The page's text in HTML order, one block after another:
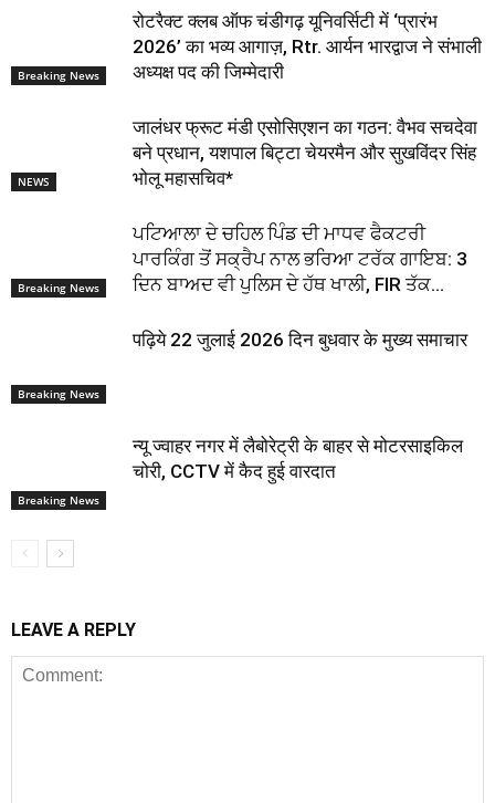
Breaking News
रोटरैक्ट क्लब ऑफ चंडीगढ़ यूनिवर्सिटी में ‘प्रारंभ
2026’ का भव्य आगाज़, Rtr. आर्यन भारद्वाज ने संभाली
अध्यक्ष पद की जिम्मेदारी
NEWS
जालंधर फ्रूट मंडी एसोसिएशन का गठन: वैभव सचदेवा
बने प्रधान, यशपाल बिट्टा चेयरमैन और सुखविंदर सिंह
भोलू महासचिव*
Breaking News
ਪਟਿਆਲਾ ਦੇ ਚਹਿਲ ਪਿੰਡ ਦੀ ਮਾਧਵ ਫੈਕਟਰੀ
ਪਾਰਕਿੰਗ ਤੋਂ ਸਕ੍ਰੈਪ ਨਾਲ ਭਰਿਆ ਟਰੱਕ ਗਾਇਬ: 3
ਦਿਨ ਬਾਅਦ ਵੀ ਪੁਲਿਸ ਦੇ ਹੱਥ ਖਾਲੀ, FIR ਤੱਕ...
Breaking News
पढ़िये 22 जुलाई 2026 दिन बुधवार के मुख्य समाचार
Breaking News
न्यू ज्वाहर नगर में लैबोरेट्री के बाहर से मोटरसाइकिल
चोरी, CCTV में कैद हुई वारदात
LEAVE A REPLY